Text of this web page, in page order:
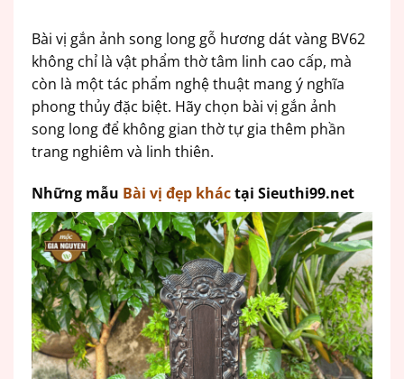
Bài vị gắn ảnh song long gỗ hương dát vàng BV62
không chỉ là vật phẩm thờ tâm linh cao cấp, mà
còn là một tác phẩm nghệ thuật mang ý nghĩa
phong thủy đặc biệt. Hãy chọn bài vị gắn ảnh
song long để không gian thờ tự gia thêm phần
trang nghiêm và linh thiên.
Những mẫu Bài vị đẹp kháctại Sieuthi99.net